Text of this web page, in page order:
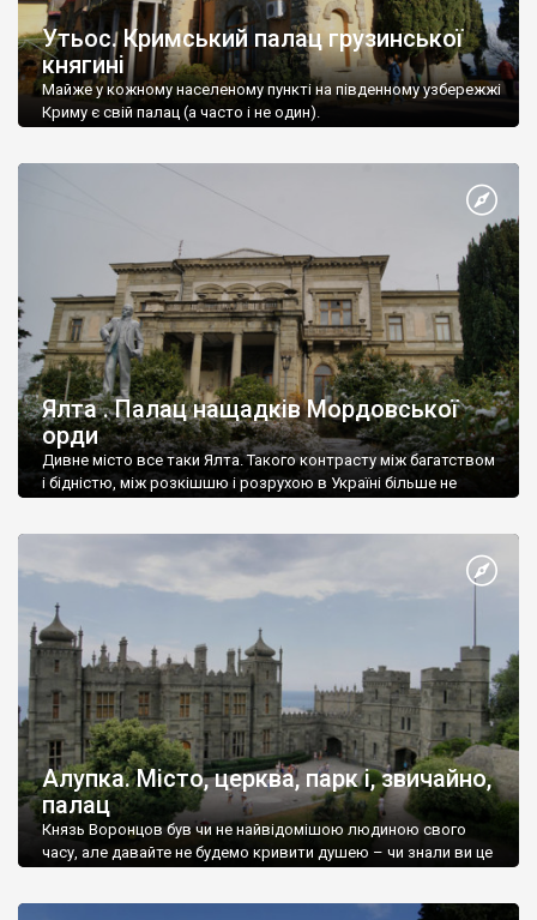
Утьос. Кримський палац грузинської
княгині
Майже у кожному населеному пункті на південному узбережжі
Криму є свій палац (а часто і не один).
Ялта . Палац нащадків Мордовської
орди
Дивне місто все таки Ялта. Такого контрасту між багатством
і бідністю, між розкішшю і розрухою в Україні більше не
Алупка. Місто, церква, парк і, звичайно,
палац
Князь Воронцов був чи не найвідомішою людиною свого
часу, але давайте не будемо кривити душею – чи знали ви це